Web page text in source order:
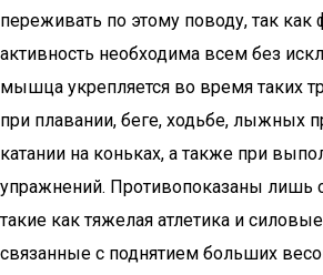
переживать по этому поводу, так как
активность необходима всем без
мышца укрепляется во время таких
при плавании, беге, ходьбе, лыжных
катании на коньках, а также при
упражнений. Противопоказаны лишь
такие как тяжелая атлетика и
связанные с поднятием больших